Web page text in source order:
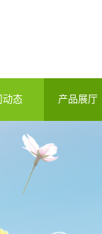
动态 产品展厅